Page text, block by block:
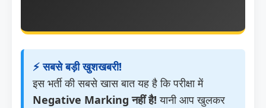
⚡ सबसे बड़ी खुशखबरी!
इस भर्ती की सबसे खास बात यह है कि परीक्षा में
Negative Marking नहीं है! यानी आप खुलकर